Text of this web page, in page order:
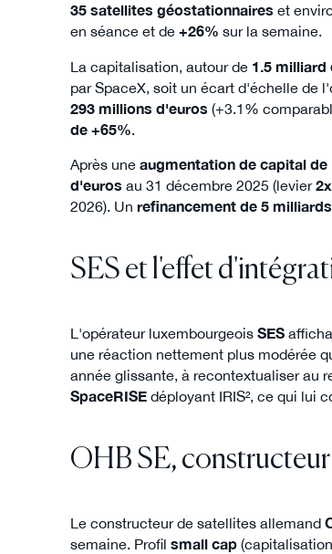
35 satellites géostationnaires et
en séance et de+26% sur la semaine.
La capitalisation, autour de 1.5 milliard
par SpaceX, soit un écart d'échelle de
293 millions d'euros (+3.1%
de +65%.
Après uneaugmentation de capital
d'euros au 31 décembre 2025 (levier
2026). Unrefinancement de 5
SES et l'effet
L'opérateur luxembourgeoisSES
une réaction nettement plus modérée
année glissante, à recontextualiser au
SpaceRISE déployant IRIS², ce qui lui
OHB SE,
Le constructeur de satellites allemand
semaine. Profilsmall cap